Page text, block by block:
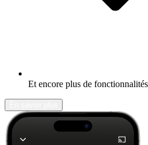
Et encore plus de fonctionnalités